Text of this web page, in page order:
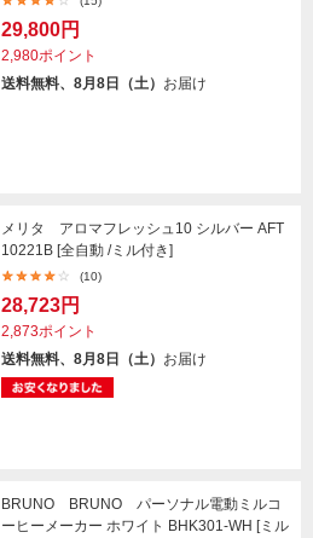
29,800円
2,980ポイント
送料無料、8月8日（土） お届け
メリタ アロマフレッシュ10 シルバー AFT
10221B [全自動 /ミル付き]
(10)
28,723円
2,873ポイント
送料無料、8月8日（土） お届け
BRUNO BRUNO パーソナル電動ミルコ
ーヒーメーカー ホワイト BHK301-WH [ミル